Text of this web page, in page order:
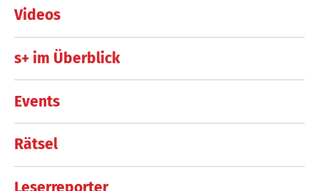
Videos
s+ im Überblick
Events
Rätsel